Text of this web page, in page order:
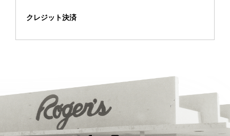
クレジット決済